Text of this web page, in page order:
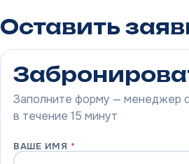
Оставить
Заполните форму — менеджер
в течение 15 минут
ВАШЕ ИМЯ *